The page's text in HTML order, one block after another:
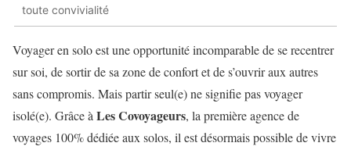
toute convivialité
Voyager en solo est une opportunité incomparable de se recentrer
sur soi, de sortir de sa zone de confort et de s’ouvrir aux autres
sans compromis. Mais partir seul(e) ne signifie pas voyager
isolé(e). Grâce àLes Covoyageurs, la première agence de
voyages 100% dédiée aux solos, il est désormais possible de vivre